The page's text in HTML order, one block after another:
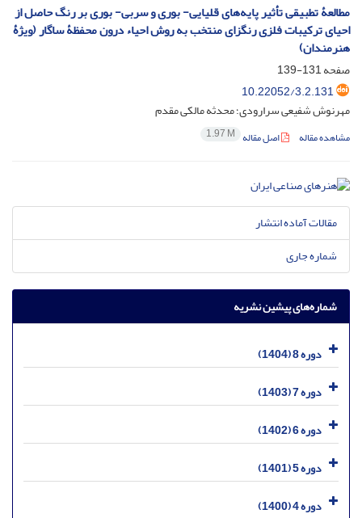
مطالعۀ تطبیقی تأثیر پایه‌های قلیایی- بوری و سربی- بوری بر رنگ حاصل از
احیای ترکیبات فلزی رنگزای منتخب به روش احیاء درون محفظۀ ساگار (ویژۀ
هنرمندان)
صفحه131-139
10.22052/3.2.131
مهرنوش شفیعی سرارودی؛ محدثه مالکی مقدم
مشاهده مقاله اصل مقاله 1.97 M
مقالات آماده انتشار
شماره جاری
شماره‌های پیشین نشریه
دوره 8 (1404)
دوره 7 (1403)
دوره 6 (1402)
دوره 5 (1401)
دوره 4 (1400)